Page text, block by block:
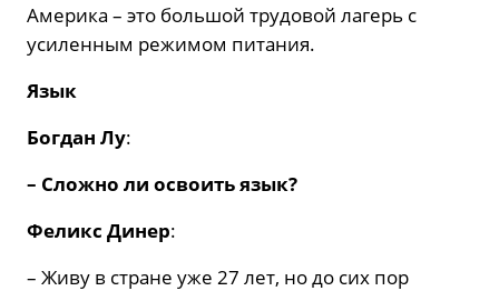
Америка – это большой трудовой лагерь с
усиленным режимом питания.
Язык
Богдан Лу:
– Сложно ли освоить язык?
Феликс Динер:
– Живу в стране уже 27 лет, но до сих пор